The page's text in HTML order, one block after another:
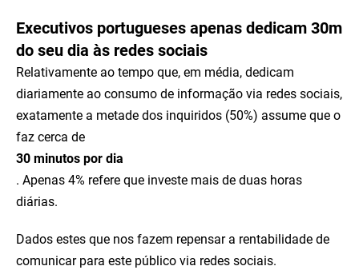
Executivos portugueses apenas dedicam 30m
do seu dia às redes sociais
Relativamente ao tempo que, em média, dedicam
diariamente ao consumo de informação via redes sociais,
exatamente a metade dos inquiridos (50%) assume que o
faz cerca de
30 minutos por dia
. Apenas 4% refere que investe mais de duas horas
diárias.
Dados estes que nos fazem repensar a rentabilidade de
comunicar para este público via redes sociais.